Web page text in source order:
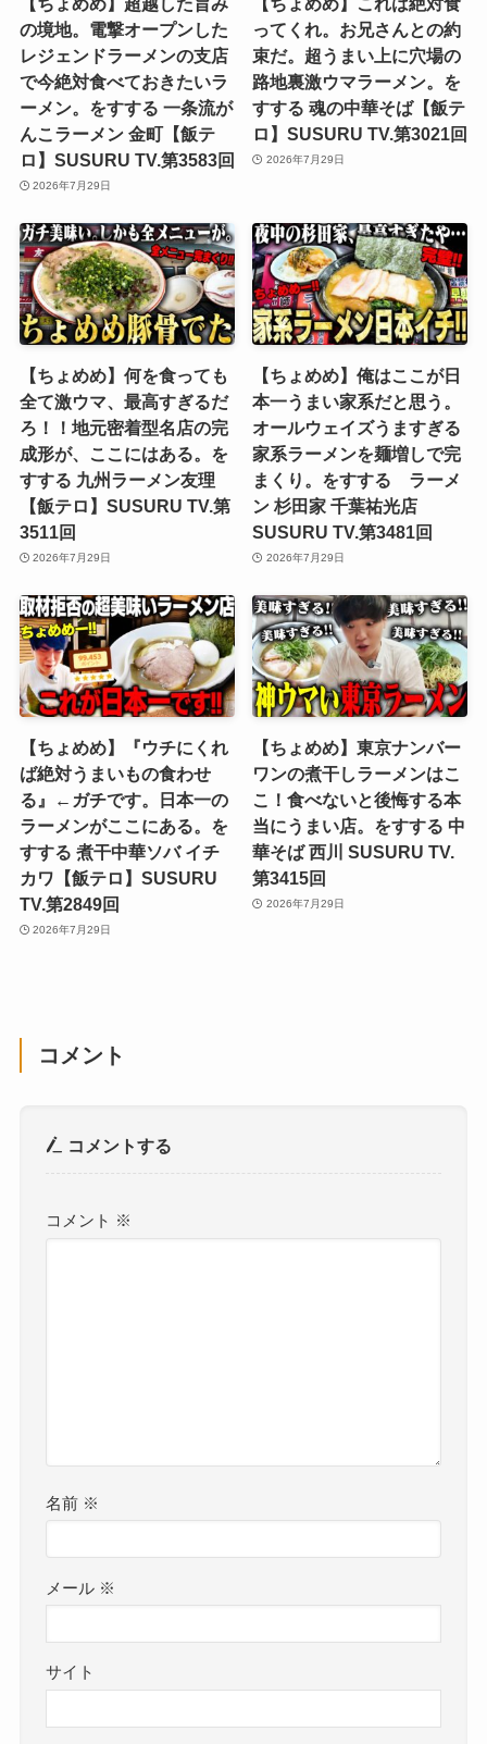
の境地。電撃オープンした
レジェンドラーメンの支店
で今絶対食べておきたいラ
ーメン。をすする 一条流が
んこラーメン 金町【飯テ
ロ】SUSURU TV.第3583回
2026年7月29日
ってくれ。お兄さんとの約
束だ。超うまい上に穴場の
路地裏激ウマラーメン。を
すする 魂の中華そば【飯テ
ロ】SUSURU TV.第3021回
2026年7月29日
【ちょめめ】何を食っても
全て激ウマ、最高すぎるだ
ろ！！地元密着型名店の完
成形が、ここにはある。を
すする 九州ラーメン友理
【飯テロ】SUSURU TV.第
3511回
2026年7月29日
【ちょめめ】俺はここが日
本一うまい家系だと思う。
オールウェイズうますぎる
家系ラーメンを麺増しで完
まくり。をすする ラーメ
ン 杉田家 千葉祐光店
SUSURU TV.第3481回
2026年7月29日
【ちょめめ】『ウチにくれ
ば絶対うまいもの食わせ
る』←ガチです。日本一の
ラーメンがここにある。を
すする 煮干中華ソバ イチ
カワ【飯テロ】SUSURU
TV.第2849回
2026年7月29日
【ちょめめ】東京ナンバー
ワンの煮干しラーメンはこ
こ！食べないと後悔する本
当にうまい店。をすする 中
華そば 西川 SUSURU TV.
第3415回
2026年7月29日
コメント
コメントする
コメント ※
名前 ※
メール ※
サイト